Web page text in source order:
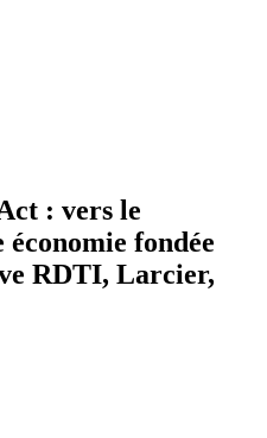
: vers le
économie fondée
RDTI, Larcier,